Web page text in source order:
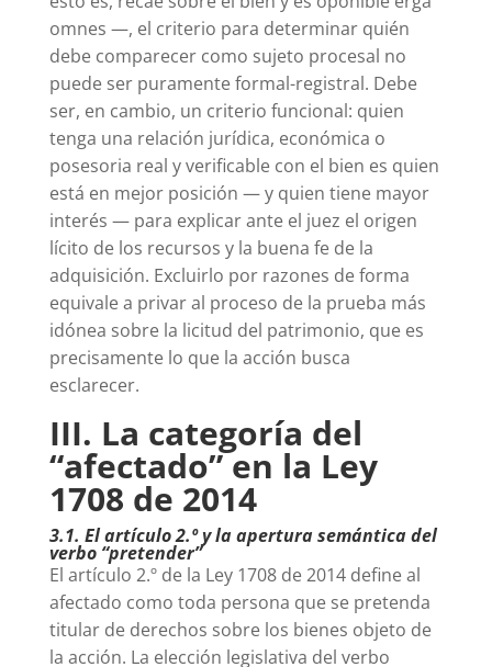
omnes —, el criterio para determinar quién
debe comparecer como sujeto procesal no
puede ser puramente formal-registral. Debe
ser, en cambio, un criterio funcional: quien
tenga una relación jurídica, económica o
posesoria real y verificable con el bien es quien
está en mejor posición — y quien tiene mayor
interés — para explicar ante el juez el origen
lícito de los recursos y la buena fe de la
adquisición. Excluirlo por razones de forma
equivale a privar al proceso de la prueba más
idónea sobre la licitud del patrimonio, que es
precisamente lo que la acción busca
esclarecer.
III. La categoría del
“afectado” en la Ley
1708 de 2014
3.1. El artículo 2.º y la apertura semántica del
verbo “pretender”
El artículo 2.º de la Ley 1708 de 2014 define al
afectado como toda persona que se pretenda
titular de derechos sobre los bienes objeto de
la acción. La elección legislativa del verbo